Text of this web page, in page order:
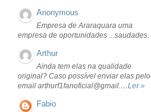
Anonymous
Empresa de Araraquara uma
empresa de oportunidades ...saudades.
Arthur
Ainda tem elas na qualidade
original? Caso possível enviar elas pelo
email arthurf1fanoficial@gmail.…Ler »
Fabio